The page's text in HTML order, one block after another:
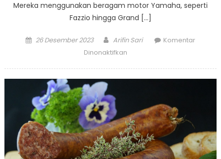
Mereka menggunakan beragam motor Yamaha, seperti
Fazzio hingga Grand […]
Posted
26 Desember 2023 Author
Arifin Sari
Komentar
Dinonaktifkan
dan
Touring
Berhasil,
Elsa
Berbagi